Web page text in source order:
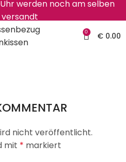
0 € 0.00
nicht veröffentlicht.
mit * markiert
werden noch am selben
versandt